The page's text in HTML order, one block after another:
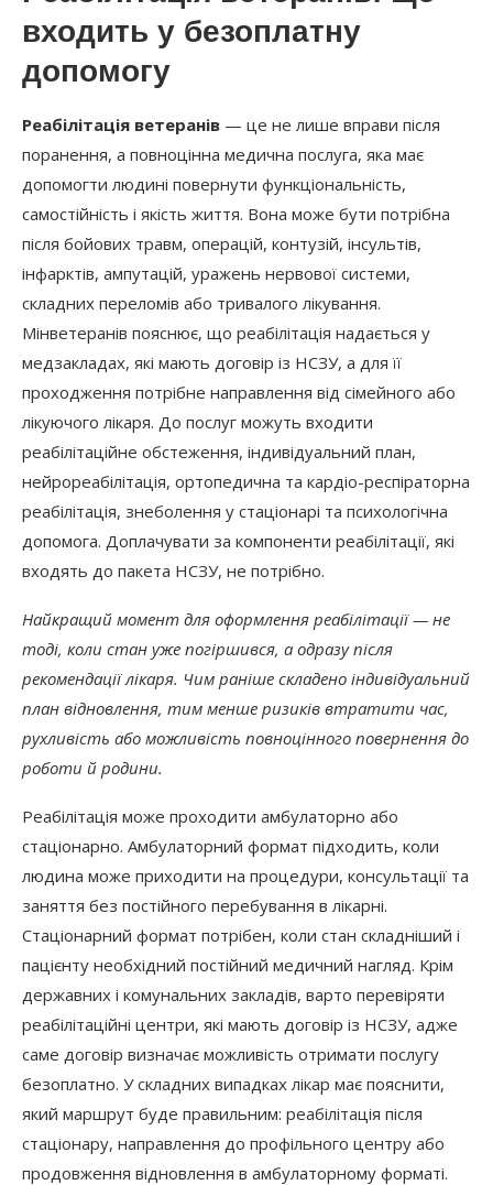
входить у безоплатну
допомогу
Реабілітація ветеранів — це не лише вправи після
поранення, а повноцінна медична послуга, яка має
допомогти людині повернути функціональність,
самостійність і якість життя. Вона може бути потрібна
після бойових травм, операцій, контузій, інсультів,
інфарктів, ампутацій, уражень нервової системи,
складних переломів або тривалого лікування.
Мінветеранів пояснює, що реабілітація надається у
медзакладах, які мають договір із НСЗУ, а для її
проходження потрібне направлення від сімейного або
лікуючого лікаря. До послуг можуть входити
реабілітаційне обстеження, індивідуальний план,
нейрореабілітація, ортопедична та кардіо-респіраторна
реабілітація, знеболення у стаціонарі та психологічна
допомога. Доплачувати за компоненти реабілітації, які
входять до пакета НСЗУ, не потрібно.
Найкращий момент для оформлення реабілітації — не
тоді, коли стан уже погіршився, а одразу після
рекомендації лікаря. Чим раніше складено індивідуальний
план відновлення, тим менше ризиків втратити час,
рухливість або можливість повноцінного повернення до
роботи й родини.
Реабілітація може проходити амбулаторно або
стаціонарно. Амбулаторний формат підходить, коли
людина може приходити на процедури, консультації та
заняття без постійного перебування в лікарні.
Стаціонарний формат потрібен, коли стан складніший і
пацієнту необхідний постійний медичний нагляд. Крім
державних і комунальних закладів, варто перевіряти
реабілітаційні центри, які мають договір із НСЗУ, адже
саме договір визначає можливість отримати послугу
безоплатно. У складних випадках лікар має пояснити,
який маршрут буде правильним: реабілітація після
стаціонару, направлення до профільного центру або
продовження відновлення в амбулаторному форматі.